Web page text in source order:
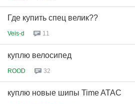
Где купить спец велик??
Veis-d 11
куплю велосипед
ROOD 32
куплю новые шипы Time ATAC